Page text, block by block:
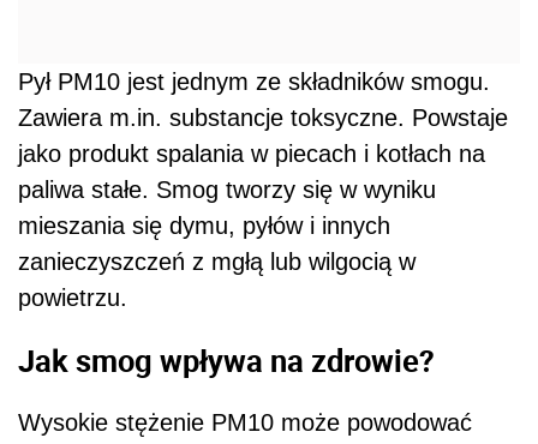
Pył PM10 jest jednym ze składników smogu.
Zawiera m.in. substancje toksyczne. Powstaje
jako produkt spalania w piecach i kotłach na
paliwa stałe. Smog tworzy się w wyniku
mieszania się dymu, pyłów i innych
zanieczyszczeń z mgłą lub wilgocią w
powietrzu.
Jak smog wpływa na zdrowie?
Wysokie stężenie PM10 może powodować